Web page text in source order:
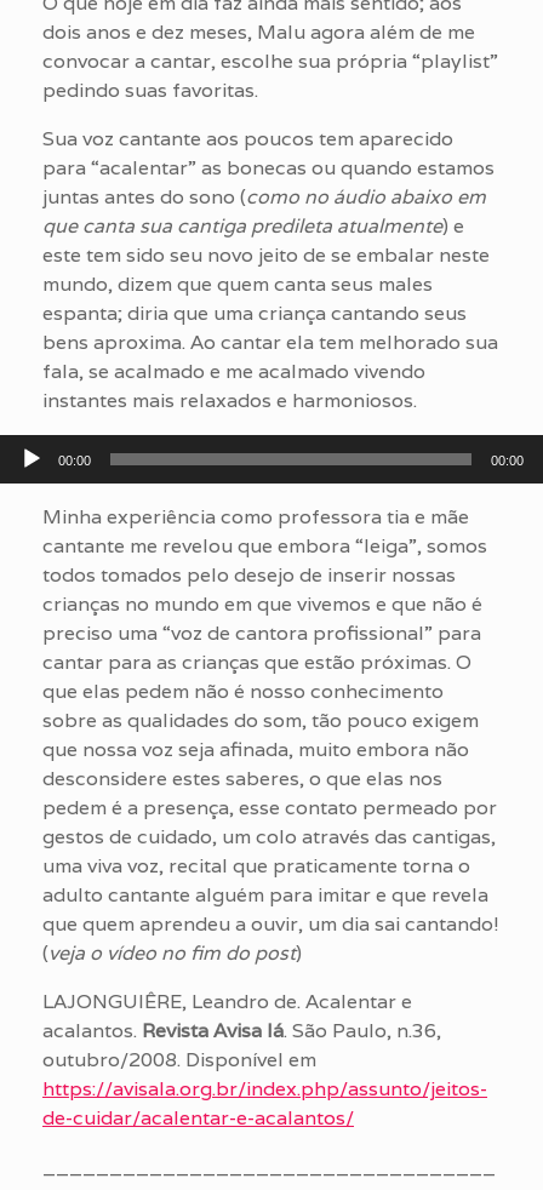
dois anos e dez meses, Malu agora além de me
convocar a cantar, escolhe sua própria “playlist”
pedindo suas favoritas.
Sua voz cantante aos poucos tem aparecido
para “acalentar” as bonecas ou quando estamos
juntas antes do sono (como no áudio abaixo em
que canta sua cantiga predileta atualmente) e
este tem sido seu novo jeito de se embalar neste
mundo, dizem que quem canta seus males
espanta; diria que uma criança cantando seus
bens aproxima. Ao cantar ela tem melhorado sua
fala, se acalmado e me acalmado vivendo
instantes mais relaxados e harmoniosos.
Tocador
de
áudio
00:00 00:00
Minha experiência como professora tia e mãe
cantante me revelou que embora “leiga”, somos
todos tomados pelo desejo de inserir nossas
crianças no mundo em que vivemos e que não é
preciso uma “voz de cantora profissional” para
cantar para as crianças que estão próximas. O
que elas pedem não é nosso conhecimento
sobre as qualidades do som, tão pouco exigem
que nossa voz seja afinada, muito embora não
desconsidere estes saberes, o que elas nos
pedem é a presença, esse contato permeado por
gestos de cuidado, um colo através das cantigas,
uma viva voz, recital que praticamente torna o
adulto cantante alguém para imitar e que revela
que quem aprendeu a ouvir, um dia sai cantando!
(veja o vídeo no fim do post)
LAJONGUIÊRE, Leandro de. Acalentar e
acalantos. Revista Avisa lá. São Paulo, n.36,
outubro/2008. Disponível em
https://avisala.org.br/index.php/assunto/jeitos-
de-cuidar/acalentar-e-acalantos/